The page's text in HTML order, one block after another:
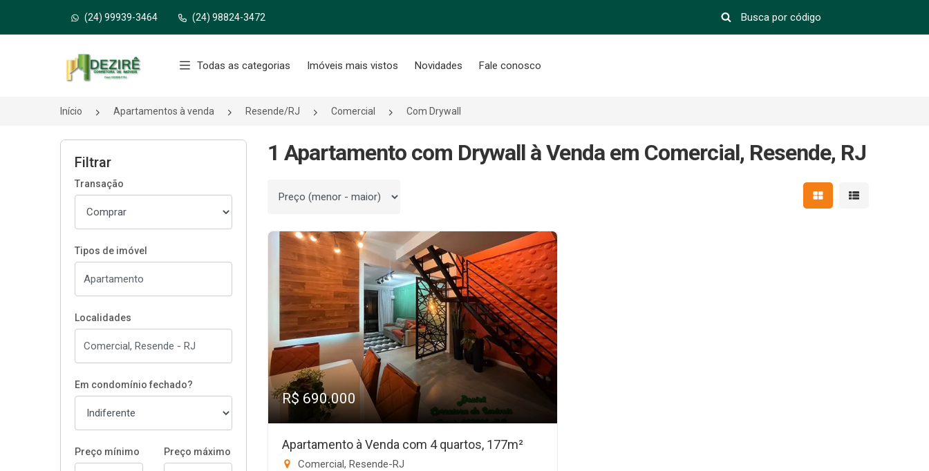
(24) 99939-3464 (24) 98824-3472
Página inicial
Todas as categorias Imóveis mais vistos Novidades Fale conosco
Início Apartamentos à venda Resende/RJ Comercial Com Drywall
Filtrar
Transação
Tipos de imóvel
Localidades
Em condomínio fechado?
Preço mínimo Preço máximo
1 Apartamento com Drywall à Venda em Comercial, Resende, RJ
Ordenar por Mostrar resultados em
Mostrar
R$ 690.000
Apartamento à Venda com 4 quartos, 177m²
Comercial, Resende-RJ